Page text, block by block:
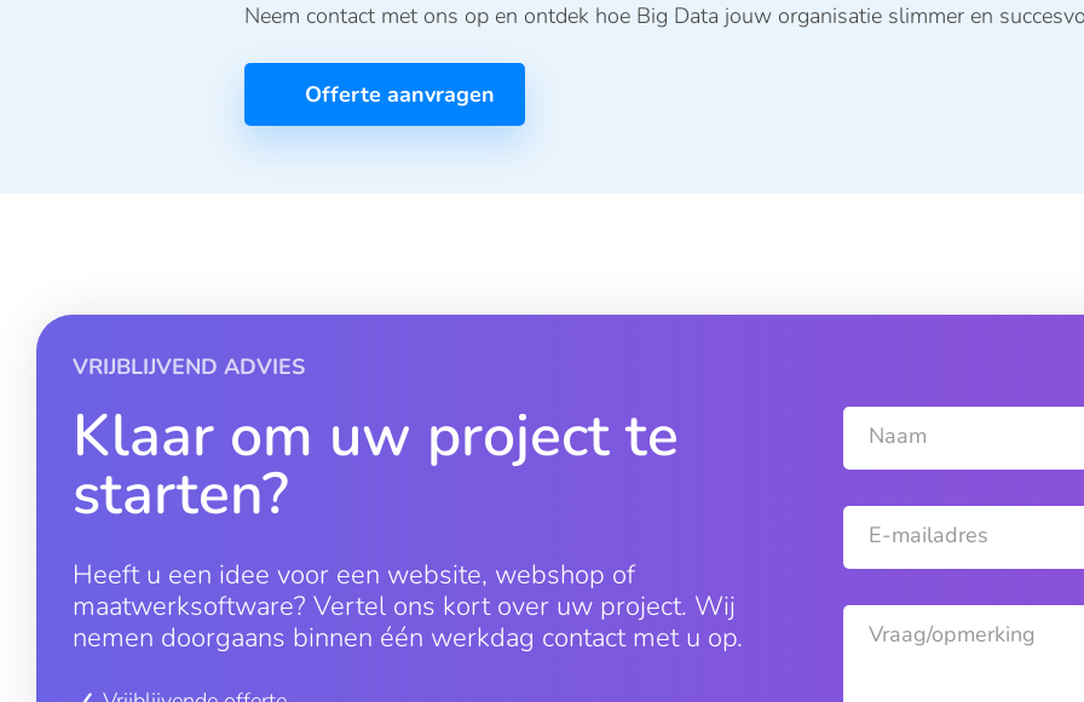
Neem contact met ons op en ontdek hoe Big Data jouw organisatie slimmer en
Offerte aanvragen
VRIJBLIJVEND ADVIES
Klaar om uw project te
starten?
Heeft u een idee voor een website, webshop of
maatwerksoftware? Vertel ons kort over uw project. Wij
nemen doorgaans binnen één werkdag contact met u op.
Naam
E-mailadres
Vraag/opmerking